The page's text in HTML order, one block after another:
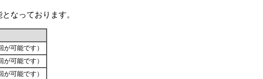
なっております。
が可能です）
が可能です）
が可能です）